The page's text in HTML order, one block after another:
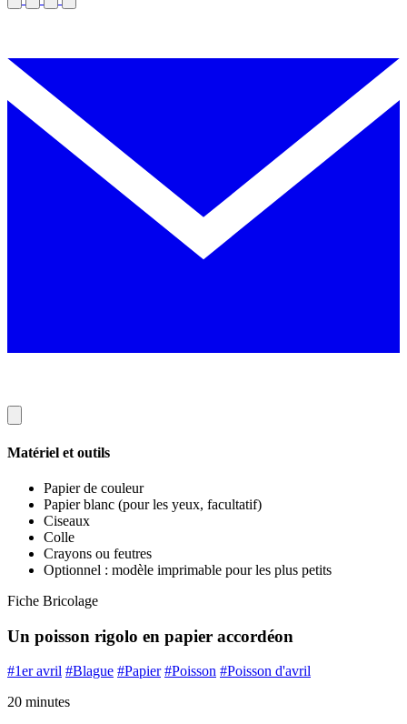
Matériel et outils
Papier de couleur
Papier blanc (pour les yeux, facultatif)
Ciseaux
Colle
Crayons ou feutres
Optionnel : modèle imprimable pour les plus petits
Fiche Bricolage
Un poisson rigolo en papier accordéon
#1er avril #Blague #Papier #Poisson #Poisson d'avril
20 minutes